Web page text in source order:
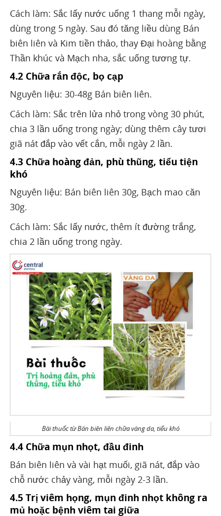
Cách làm: Sắc lấy nước uống 1 thang mỗi ngày,
dùng trong 5 ngày. Sau đó tăng liều dùng Bán
biên liên và Kim tiền thảo, thay Đại hoàng bằng
Thần khúc và Mạch nha, sắc uống tương tự.
4.2 Chữa rắn độc, bọ cạp
Nguyên liệu: 30-48g Bán biên liên.
Cách làm: Sắc trên lửa nhỏ trong vòng 30 phút,
chia 3 lần uống trong ngày; dùng thêm cây tươi
giã nát đắp vào vết cắn, mỗi ngày 2 lần.
4.3 Chữa hoàng đản, phù thũng, tiểu tiện
khó
Nguyên liệu: Bán biên liên 30g, Bạch mao căn
30g.
Cách làm: Sắc lấy nước, thêm ít đường trắng,
chia 2 lần uống trong ngày.
Bài thuốc từ Bán biên liên chữa vàng da, tiểu khó
4.4 Chữa mụn nhọt, đầu đinh
Bán biên liên và vài hạt muối, giã nát, đắp vào
chỗ nước chảy vàng, mỗi ngày 2-3 lần.
4.5 Trị viêm họng, mụn đinh nhọt không ra
mủ hoặc bệnh viêm tai giữa